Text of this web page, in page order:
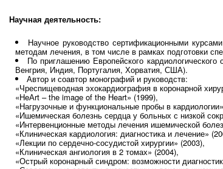
Научная деятельность:
Научное руководство сертификационными
методам лечения, в том числе в рамках подготовки
По приглашению Европейского
Венгрия, Индия, Португалия, Хорватия, США).
Автор и соавтор монографий и руководств:
«Чреспищеводная эхокардиография в коронарной
«HeАrt – the image of the Нeart» (1999),
«Нагрузочные и функциональные пробы в
«Ишемическая болезнь сердца у больных с низкой
«Интервенционные методы лечения ишемической
«Клиническая кардиология: диагностика и лечение»
«Лекции по сердечно-сосудистой хирургии» (2003),
«Клиническая ангиология в 2 томах» (2004),
«Острый коронарный синдром: возможности